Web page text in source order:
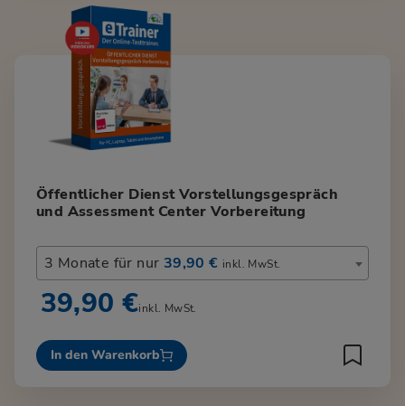
Öffentlicher Dienst Vorstellungsgespräch
und Assessment Center Vorbereitung
3 Monate für nur 39,90 € inkl. MwSt.
39,90 €inkl. MwSt.
In den Warenkorb